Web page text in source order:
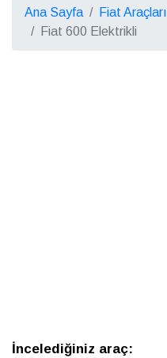
Ana Sayfa Fiat Araçları
Fiat 600 Elektrikli
İncelediğiniz araç: